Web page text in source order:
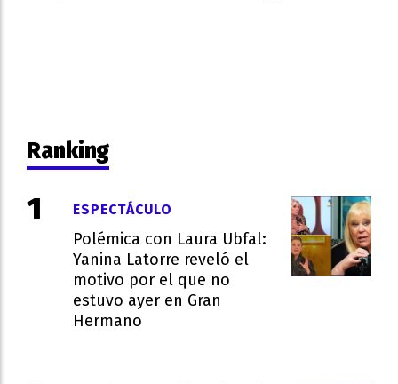
Ranking
Polémica con Laura Ubfal:
Yanina Latorre reveló el
motivo por el que no
estuvo ayer en Gran
Hermano
ESPECTÁCULO